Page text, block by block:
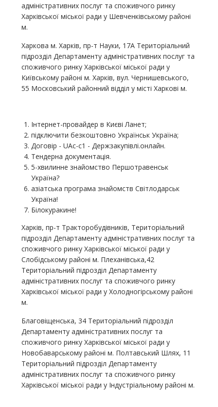
адміністративних послуг та споживчого ринку
Харківської міської ради у Шевченківському районі
м.
Харкова м. Харків, пр-т Науки, 17А Територіальний
підрозділ Департаменту адміністративних послуг та
споживчого ринку Харківської міської ради у
Київському районі м. Харків, вул. Чернишевського,
55 Московський районний відділ у місті Харкові м.
Інтернет-провайдер в Києві Ланет;
підключити безкоштовно Українськ Україна;
Договір - UAc-c1 - Держзакупівлі.онлайн.
Тендерна документація.
5-хвилинне знайомство Першотравенськ
Україна?
азіатська програма знайомств Світлодарськ
Україна!
Білокуракине!
Харків, пр-т Тракторобудівників, Територіальний
підрозділ Департаменту адміністративних послуг та
споживчого ринку Харківської міської ради у
Слобідському районі м. Плеханівська,42
Територіальний підрозділ Департаменту
адміністративних послуг та споживчого ринку
Харківської міської ради у Холодногірському районі
м.
Благовіщенська, 34 Територіальний підрозділ
Департаменту адміністративних послуг та
споживчого ринку Харківської міської ради у
Новобаварському районі м. Полтавський Шлях, 11
Територіальний підрозділ Департаменту
адміністративних послуг та споживчого ринку
Харківської міської ради у Індустріальному районі м.